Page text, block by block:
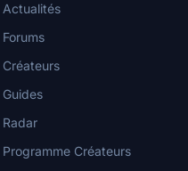
Actualités
Forums
Créateurs
Guides
Radar
Programme Créateurs